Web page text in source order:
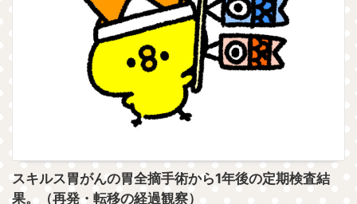
スキルス胃がんの胃全摘手術から1年後の定期検査結
果。（再発・転移の経過観察）